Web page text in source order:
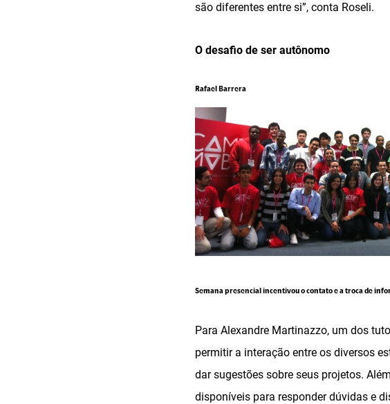
são diferentes entre si”, conta Roseli.
O desafio de ser autônomo
Rafael Barrera
Semana presencial incentivou o contato e a troca de
Para Alexandre Martinazzo, um dos
permitir a interação entre os diversos
dar sugestões sobre seus projetos.
disponíveis para responder dúvidas e